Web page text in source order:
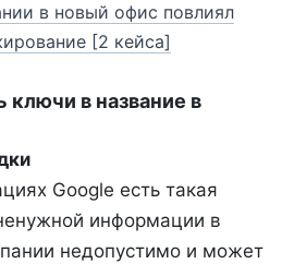
в новый офис повлиял
[2 кейса]
в название в
Google есть такая
информации в
недопустимо и может